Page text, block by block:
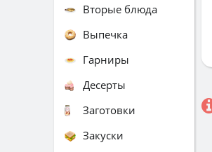
Вторые блюда
Выпечка
Гарниры
Десерты
Заготовки
Закуски